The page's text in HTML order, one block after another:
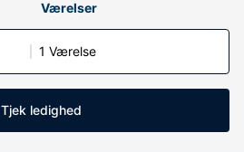
Værelser
1 Værelse
Tjek ledighed